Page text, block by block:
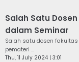
Salah Satu
dalam Seminar
Salah satu dosen
pemateri ...
Thu, 11 July 2024 | 3:01